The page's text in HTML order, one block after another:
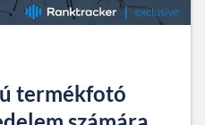
termékfotó